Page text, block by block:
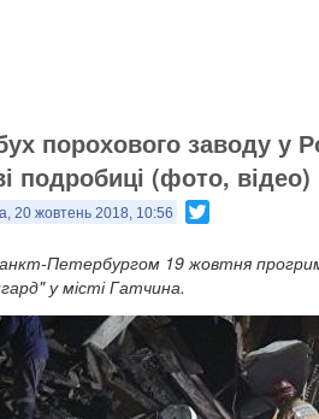
порохового заводу у
подробиці (фото, відео)
20 жовтень 2018, 10:56
Петербургом 19 жовтня
у місті Гатчина.